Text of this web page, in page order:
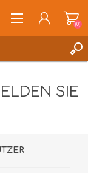
(0)
SIE